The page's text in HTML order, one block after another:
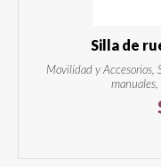
Silla de
Movilidad y Accesorios,
manuales,